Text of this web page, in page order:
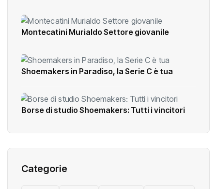
Montecatini Murialdo Settore giovanile
Shoemakers in Paradiso, la Serie C è tua
Borse di studio Shoemakers: Tutti i vincitori
Categorie